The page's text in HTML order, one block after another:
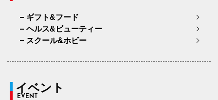
ギフト&フード
ヘルス&ビューティー
スクール&ホビー
イベント
EVENT